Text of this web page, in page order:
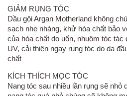
GIẢM RỤNG TÓC
Dầu gội Argan Motherland không
sạch nhẹ nhàng, khử hóa chất bảo
của hóa chất do uốn, nhuộm tóc
UV, cải thiện ngay rụng tóc do da
chất
KÍCH THÍCH MỌC TÓC
Nang tóc sau nhiều lần rụng sẽ nhỏ